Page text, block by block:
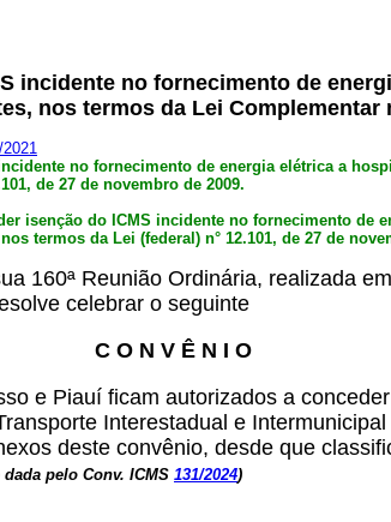
incidente no fornecimento de
nos termos da Lei Complementar
2021
no fornecimento de energia elétrica a
de 27 de novembro de 2009.
isenção do ICMS incidente no fornecimento
termos da Lei (federal) n° 12.101, de 27 de
160ª Reunião Ordinária, realizada
celebrar o seguinte
C O N V Ê N I O
e Piauí ficam autorizados a
Interestadual e
deste convênio, desde que
dada pelo Conv. ICMS 131/2024)